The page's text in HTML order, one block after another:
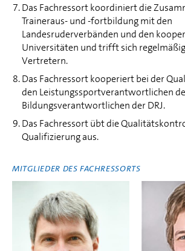
Das Fachressort koordiniert die
Traineraus- und -fortbildung mit den
Landesruderverbänden und den
Universitäten und trifft sich
Vertretern.
Das Fachressort kooperiert bei der
den Leistungssportverantwortlichen
Bildungsverantwortlichen der DRJ.
Das Fachressort übt die
Qualifizierung aus.
MITGLIEDER DES FACHRESSORTS